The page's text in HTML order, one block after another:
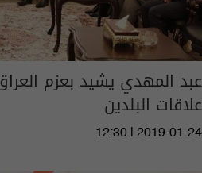
عبد المهدي يشيد بعزم
علاقات البلدين
12:30 | 2019-01-24